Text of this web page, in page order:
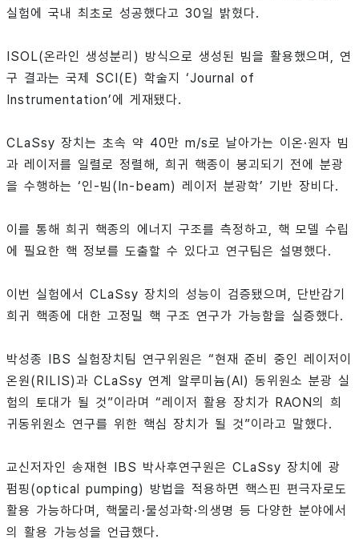
실험에 국내 최초로 성공했다고 30일 밝혔다.
ISOL(온라인 생성분리) 방식으로 생성된 빔을 활용했으며, 연
구 결과는 국제 SCI(E) 학술지 ‘Journal of
Instrumentation’에 게재됐다.
CLaSsy 장치는 초속 약 40만 m/s로 날아가는 이온·원자 빔
과 레이저를 일렬로 정렬해, 희귀 핵종이 붕괴되기 전에 분광
을 수행하는 ‘인-빔(In-beam) 레이저 분광학’ 기반 장비다.
이를 통해 희귀 핵종의 에너지 구조를 측정하고, 핵 모델 수립
에 필요한 핵 정보를 도출할 수 있다고 연구팀은 설명했다.
이번 실험에서 CLaSsy 장치의 성능이 검증됐으며, 단반감기
희귀 핵종에 대한 고정밀 핵 구조 연구가 가능함을 실증했다.
박성종 IBS 실험장치팀 연구위원은 “현재 준비 중인 레이저이
온원(RILIS)과 CLaSsy 연계 알루미늄(Al) 동위원소 분광 실
험의 토대가 될 것”이라며 “레이저 활용 장치가 RAON의 희
귀동위원소 연구를 위한 핵심 장치가 될 것”이라고 말했다.
교신저자인 송재현 IBS 박사후연구원은 CLaSsy 장치에 광
펌핑(optical pumping) 방법을 적용하면 핵스핀 편극자로도
활용 가능하다며, 핵물리·물성과학·의생명 등 다양한 분야에서
의 활용 가능성을 언급했다.